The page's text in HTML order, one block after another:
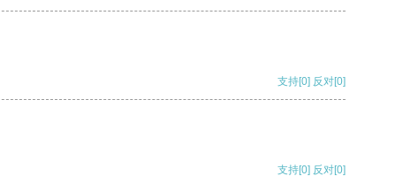
支持[0] 反对[0]
支持[0] 反对[0]